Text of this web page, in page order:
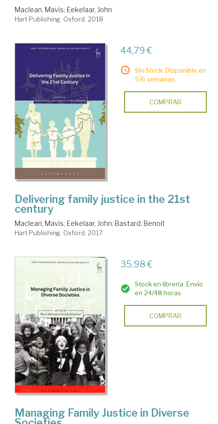
Maclean, Mavis; Eekelaar, John
Hart Publishing. Oxford, 2018
44,79 €
Sin Stock. Disponible en
5/6 semanas.
COMPRAR
Delivering family justice in the 21st
century
Maclean, Mavis; Eekelaar, John; Bastard, Benoit
Hart Publishing. Oxford, 2017
35,98 €
Stock en librería. Envío
en 24/48 horas
COMPRAR
Managing Family Justice in Diverse